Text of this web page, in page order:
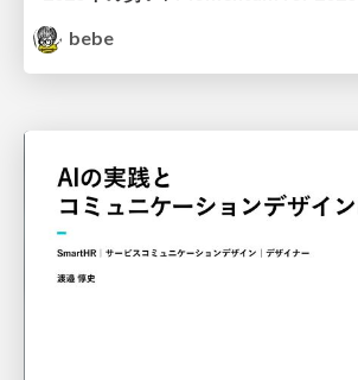
bebe